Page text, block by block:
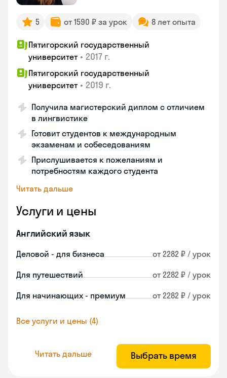
5 от 1590 ₽ за урок 8 лет опыта
Пятигорский государственный
университет • 2017 г.
Пятигорский государственный
университет • 2019 г.
Получила магистерский диплом с отличием
в лингвистике
Готовит студентов к международным
экзаменам и собеседованиям
Прислушивается к пожеланиям и
потребностям каждого студента
Читать дальше
Услуги и цены
Английский язык
Деловой - для бизнеса от 2282 ₽ / урок
Для путешествий от 2282 ₽ / урок
Для начинающих - премиум от 2282 ₽ / урок
Все услуги и цены (4)
Читать дальше Выбрать время